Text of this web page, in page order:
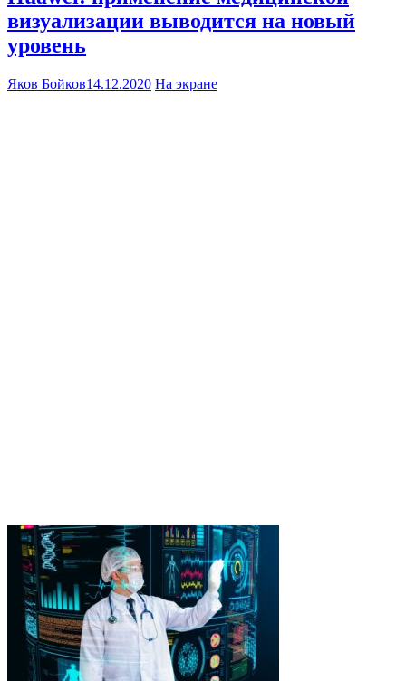
визуализации выводится на новый
уровень
Яков Бойков14.12.2020 На экране